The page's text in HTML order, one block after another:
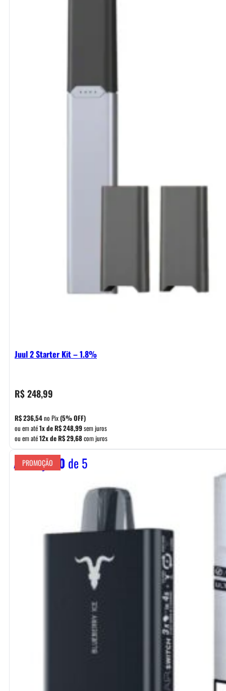
Juul 2 Starter Kit – 1.8%
R$248,99
R$236,54no Pix(5% OFF)
ou em até1x deR$248,99sem juros
ou em até12x deR$29,68com juros
Avaliação 0 de 5
PROMOÇÃO